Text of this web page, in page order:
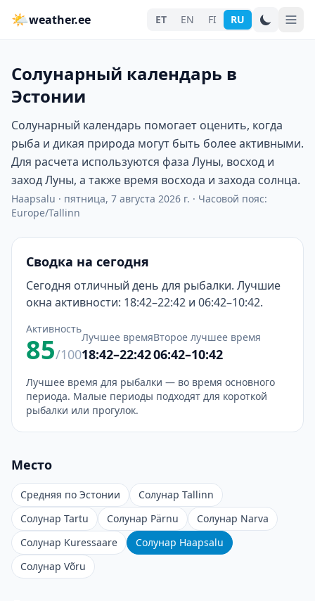
🌤weather.ee ET EN FI RU
Солунарный календарь в
Эстонии
Солунарный календарь помогает оценить, когда
рыба и дикая природа могут быть более активными.
Для расчета используются фаза Луны, восход и
заход Луны, а также время восхода и захода солнца.
Haapsalu · пятница, 7 августа 2026 г. · Часовой пояс:
Europe/Tallinn
Сводка на сегодня
Сегодня отличный день для рыбалки. Лучшие
окна активности: 18:42–22:42 и 06:42–10:42.
Активность
85/100
Лучшее время
18:42–22:42
Второе лучшее время
06:42–10:42
Лучшее время для рыбалки — во время основного
периода. Малые периоды подходят для короткой
рыбалки или прогулок.
Место
Средняя по Эстонии
Солунар Tallinn
Солунар Tartu
Солунар Pärnu
Солунар Narva
Солунар Kuressaare
Солунар Haapsalu
Солунар Võru